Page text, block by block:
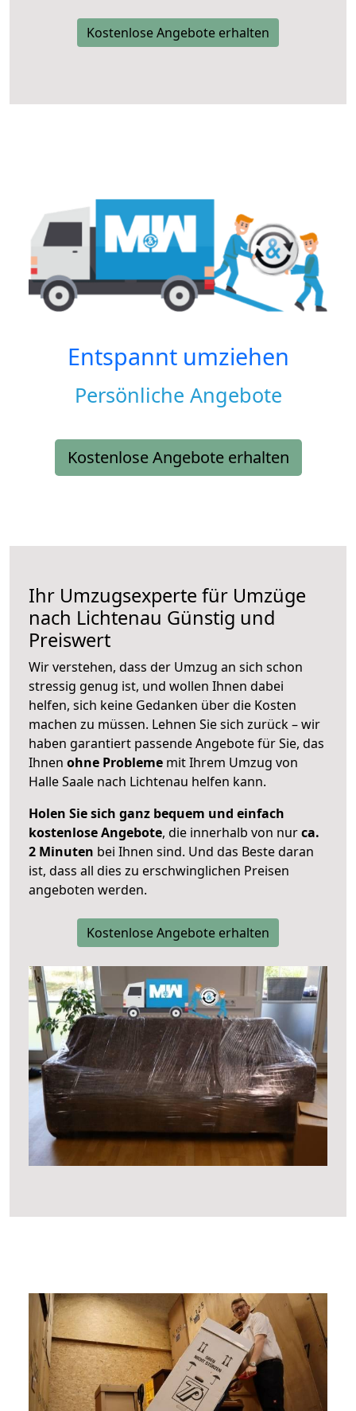
Kostenlose Angebote erhalten
Entspannt umziehen
Persönliche Angebote
Kostenlose Angebote erhalten
Ihr Umzugsexperte für Umzüge
nach Lichtenau Günstig und
Preiswert
Wir verstehen, dass der Umzug an sich schon
stressig genug ist, und wollen Ihnen dabei
helfen, sich keine Gedanken über die Kosten
machen zu müssen. Lehnen Sie sich zurück – wir
haben garantiert passende Angebote für Sie, das
Ihnen ohne Probleme mit Ihrem Umzug von
Halle Saale nach Lichtenau helfen kann.
Holen Sie sich ganz bequem und einfach
kostenlose Angebote, die innerhalb von nurca.
2 Minuten bei Ihnen sind. Und das Beste daran
ist, dass all dies zu erschwinglichen Preisen
angeboten werden.
Kostenlose Angebote erhalten